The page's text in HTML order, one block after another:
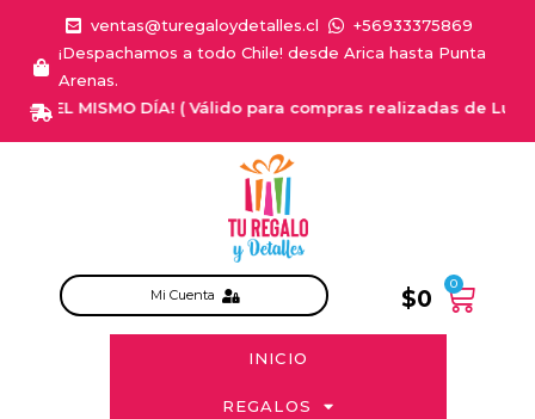
ventas@turegaloydetalles.cl
+56933375869
¡Despachamos a todo Chile! desde Arica hasta Punta
Arenas.
EL MISMO DÍA! ( Válido para compras realizadas de
Mi Cuenta $0
0
INICIO
REGALOS